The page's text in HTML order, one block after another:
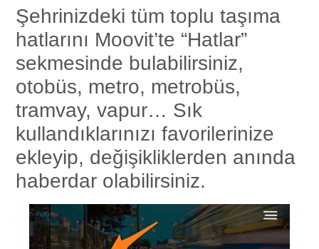
Şehrinizdeki tüm toplu taşıma
hatlarını Moovit’te “Hatlar”
sekmesinde bulabilirsiniz,
otobüs, metro, metrobüs,
tramvay, vapur… Sık
kullandıklarınızı favorilerinize
ekleyip, değişikliklerden anında
haberdar olabilirsiniz.